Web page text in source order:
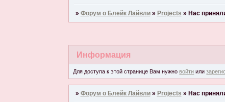
» Форум о Блейк Лайвли » Projects » Нас
Информация
Для доступа к этой странице Вам нужновойти или
» Форум о Блейк Лайвли » Projects » Нас